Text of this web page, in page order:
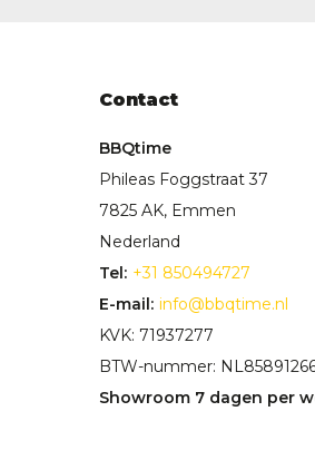
Contact
BBQtime
Phileas Foggstraat 37
7825 AK, Emmen
Nederland
Tel: +31 850494727
E-mail: info@bbqtime.nl
KVK: 71937277
BTW-nummer:
Showroom 7 dagen per